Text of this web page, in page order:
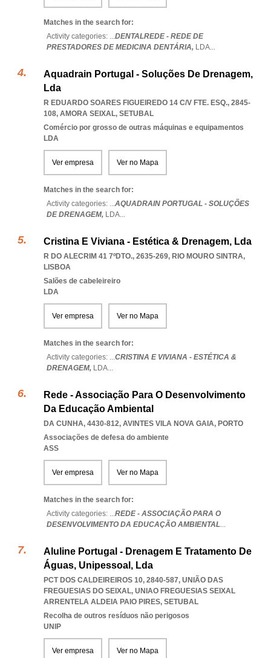
Matches in the search for:
Activity categories: ...DENTALREDE - REDE DE
PRESTADORES DE MEDICINA DENTÁRIA, LDA...
Aquadrain Portugal - Soluções De Drenagem,
Lda
R EDUARDO SOARES FIGUEIREDO 14 C/V FTE. ESQ., 2845-
108, AMORA SEIXAL, SETUBAL
Comércio por grosso de outras máquinas e equipamentos
LDA
Ver empresa Ver no Mapa
Matches in the search for:
Activity categories: ...AQUADRAIN PORTUGAL - SOLUÇÕES
DE DRENAGEM, LDA...
Cristina E Viviana - Estética & Drenagem, Lda
R DO ALECRIM 41 7ºDTO., 2635-269, RIO MOURO SINTRA,
LISBOA
Salões de cabeleireiro
LDA
Ver empresa Ver no Mapa
Matches in the search for:
Activity categories: ...CRISTINA E VIVIANA - ESTÉTICA &
DRENAGEM, LDA...
Rede - Associação Para O Desenvolvimento
Da Educação Ambiental
DA CUNHA, 4430-812, AVINTES VILA NOVA GAIA, PORTO
Associações de defesa do ambiente
ASS
Ver empresa Ver no Mapa
Matches in the search for:
Activity categories: ...REDE - ASSOCIAÇÃO PARA O
DESENVOLVIMENTO DA EDUCAÇÃO AMBIENTAL...
Aluline Portugal - Drenagem E Tratamento De
Águas, Unipessoal, Lda
PCT DOS CALDEIREIROS 10, 2840-587, UNIÃO DAS
FREGUESIAS DO SEIXAL, UNIAO FREGUESIAS SEIXAL
ARRENTELA ALDEIA PAIO PIRES, SETUBAL
Recolha de outros resíduos não perigosos
UNIP
Ver empresa Ver no Mapa